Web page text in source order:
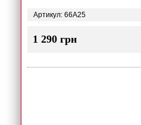
Артикул: 66A25
1 290 грн